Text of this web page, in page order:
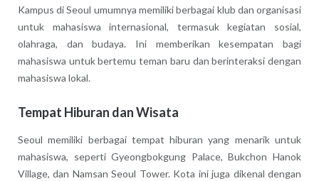
Kampus di Seoul umumnya memiliki berbagai klub dan organisasi
untuk mahasiswa internasional, termasuk kegiatan sosial,
olahraga, dan budaya. Ini memberikan kesempatan bagi
mahasiswa untuk bertemu teman baru dan berinteraksi dengan
mahasiswa lokal.
Tempat Hiburan dan Wisata
Seoul memiliki berbagai tempat hiburan yang menarik untuk
mahasiswa, seperti Gyeongbokgung Palace, Bukchon Hanok
Village, dan Namsan Seoul Tower. Kota ini juga dikenal dengan